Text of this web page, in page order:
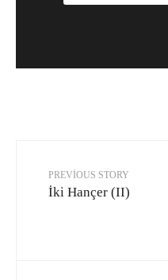
PREVIOUS STORY
İki Hançer (II)